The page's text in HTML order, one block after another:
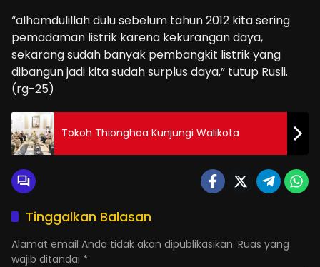
“alhamdulillah dulu sebelum tahun 2012 kita sering
pemadaman listrik karena kekurangan daya,
sekarang sudah banyak pembangkit listrik yang
dibangun jadi kita sudah surplus daya,” tutup Rusli.
(rg-25)
Tokoh Thionghoa Kunjungi Walikota
Tinggalkan Balasan
Alamat email Anda tidak akan dipublikasikan. Ruas yang
wajib ditandai *